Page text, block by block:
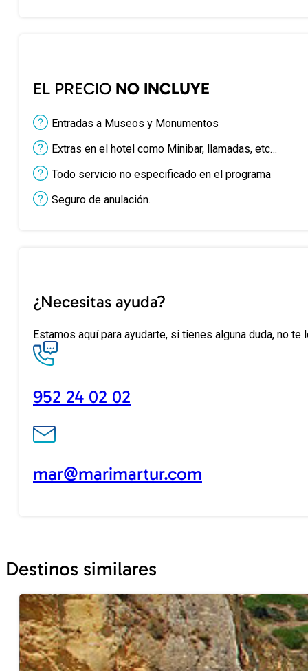
EL PRECIO NO INCLUYE
Entradas a Museos y Monumentos
Extras en el hotel como Minibar, llamadas, etc…
Todo servicio no especificado en el programa
Seguro de anulación.
¿Necesitas ayuda?
Estamos aquí para ayudarte, si tienes alguna duda, no
952 24 02 02
mar@marimartur.com
Destinos similares